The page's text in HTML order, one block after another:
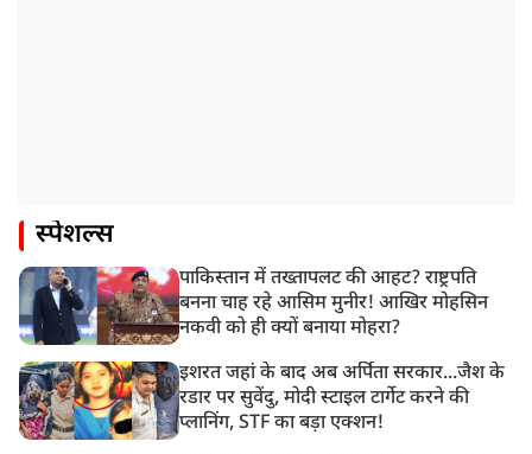
स्पेशल्स
पाकिस्तान में तख्तापलट की आहट? राष्ट्रपति
बनना चाह रहे आसिम मुनीर! आखिर मोहसिन
नकवी को ही क्यों बनाया मोहरा?
इशरत जहां के बाद अब अर्पिता सरकार...जैश के
रडार पर सुवेंदु, मोदी स्टाइल टार्गेट करने की
प्लानिंग, STF का बड़ा एक्शन!